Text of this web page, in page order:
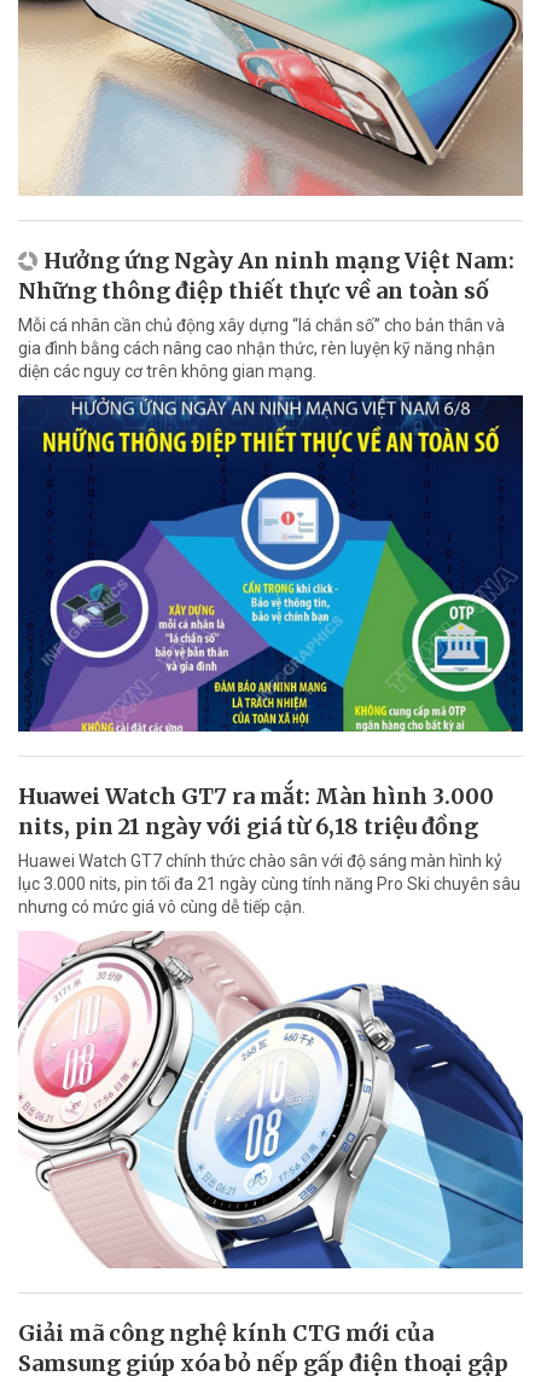
Hưởng ứng Ngày An ninh mạng Việt Nam:
Những thông điệp thiết thực về an toàn số
Mỗi cá nhân cần chủ động xây dựng “lá chắn số” cho bản thân và
gia đình bằng cách nâng cao nhận thức, rèn luyện kỹ năng nhận
diện các nguy cơ trên không gian mạng.
Huawei Watch GT7 ra mắt: Màn hình 3.000
nits, pin 21 ngày với giá từ 6,18 triệu đồng
Huawei Watch GT7 chính thức chào sân với độ sáng màn hình kỷ
lục 3.000 nits, pin tối đa 21 ngày cùng tính năng Pro Ski chuyên sâu
nhưng có mức giá vô cùng dễ tiếp cận.
Giải mã công nghệ kính CTG mới của
Samsung giúp xóa bỏ nếp gấp điện thoại gập